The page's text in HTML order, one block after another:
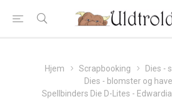
Hjem Scrapbooking
Dies -
Dies - blomster og have
Spellbinders Die D-Lites -